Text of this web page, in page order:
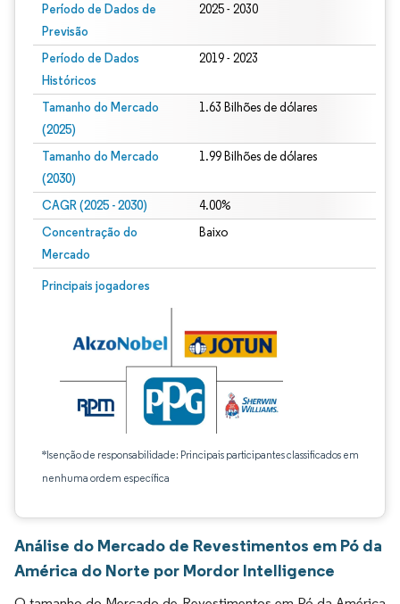
Período de Dados de
Previsão
2025 - 2030
Período de Dados
Históricos
2019 - 2023
Tamanho do Mercado
(2025)
1.63 Bilhões de dólares
Tamanho do Mercado
(2030)
1.99 Bilhões de dólares
CAGR (2025 - 2030) 4.00%
Concentração do
Mercado
Baixo
Principais jogadores
*Isenção de responsabilidade: Principais participantes classificados em
nenhuma ordem específica
Análise do Mercado de Revestimentos em Pó da
América do Norte por Mordor Intelligence